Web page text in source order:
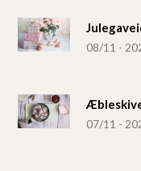
08/11 -
07/11 -